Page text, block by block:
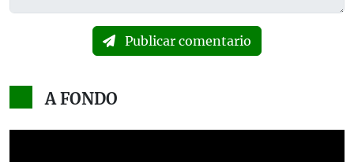
Publicar comentario
A FONDO